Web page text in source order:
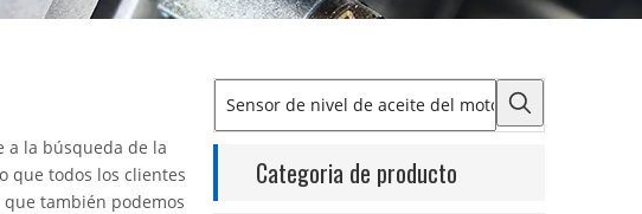
a la búsqueda de la
que todos los clientes
también podemos
Categoria de producto